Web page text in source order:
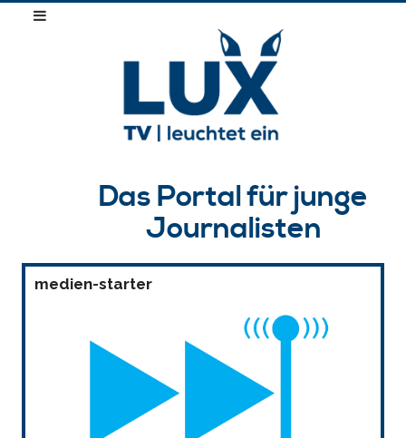
Das Portal für junge
Journalisten
medien-starter